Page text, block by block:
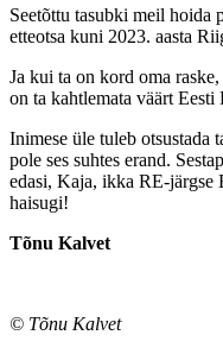
Seetõttu tasubki meil hoida
etteotsa kuni 2023. aasta
Ja kui ta on kord oma
on ta kahtlemata väärt Eesti
Inimese üle tuleb otsustada
pole ses suhtes erand.
edasi, Kaja, ikka RE-järgse
haisugi!
Tõnu Kalvet
© Tõnu Kalvet